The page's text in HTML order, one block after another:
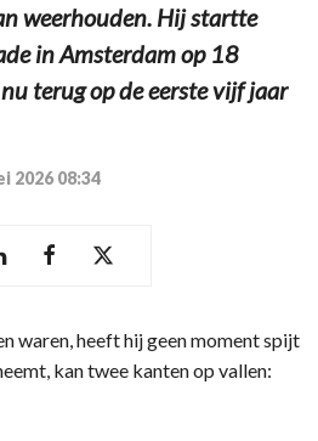
weerhouden. Hij startte
in Amsterdam op 18
terug op de eerste vijf jaar
2026 08:34
waren, heeft hij geen moment spijt
kan twee kanten op vallen: